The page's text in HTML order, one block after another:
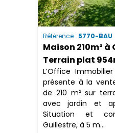
Référence : 5770-BAU
Maison 210m²
Terrain plat
L’Office
présente à la
de 210 m² sur
avec jardin et
Situation et
Guillestre, à 5 m...